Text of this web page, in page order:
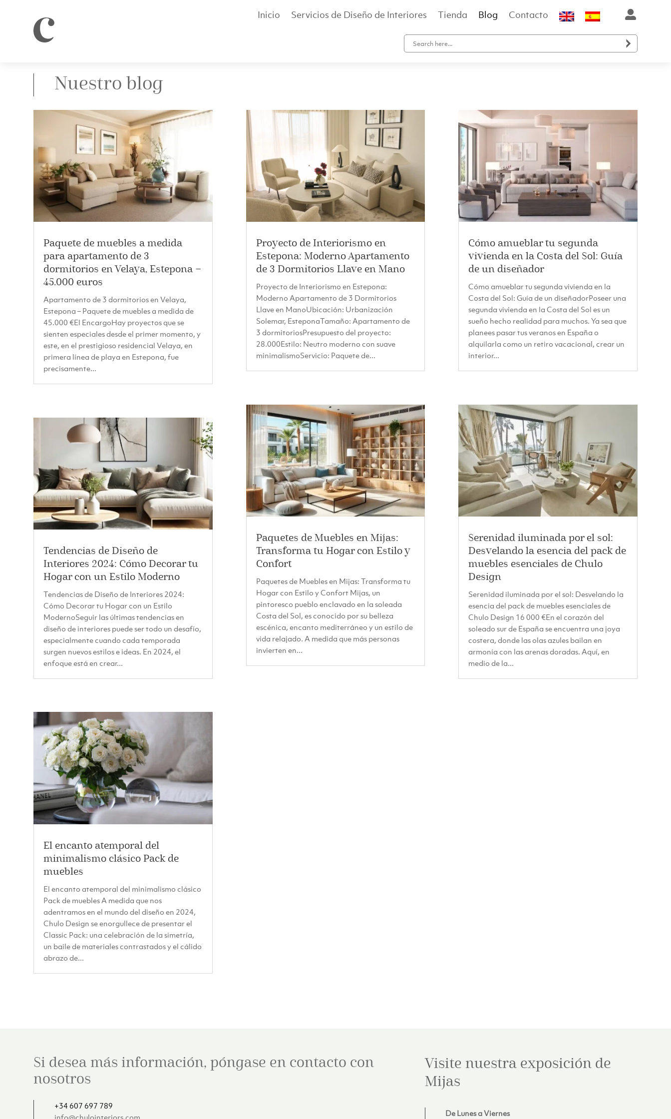

Inicio Servicios de Diseño de Interiores Tienda Blog Contacto
Nuestro blog
Paquete de muebles a medida
para apartamento de 3
dormitorios en Velaya, Estepona –
45.000 euros
Apartamento de 3 dormitorios en Velaya,
Estepona – Paquete de muebles a medida de
45.000 €El EncargoHay proyectos que se
sienten especiales desde el primer momento, y
este, en el prestigioso residencial Velaya, en
primera línea de playa en Estepona, fue
precisamente...
Tendencias de Diseño de
Interiores 2024: Cómo Decorar tu
Hogar con un Estilo Moderno
Tendencias de Diseño de Interiores 2024:
Cómo Decorar tu Hogar con un Estilo
ModernoSeguir las últimas tendencias en
diseño de interiores puede ser todo un desafío,
especialmente cuando cada temporada
surgen nuevos estilos e ideas. En 2024, el
enfoque está en crear...
El encanto atemporal del
minimalismo clásico Pack de
muebles
El encanto atemporal del minimalismo clásico
Pack de muebles A medida que nos
adentramos en el mundo del diseño en 2024,
Chulo Design se enorgullece de presentar el
Classic Pack: una celebración de la simetría,
un baile de materiales contrastados y el cálido
abrazo de...
Proyecto de Interiorismo en
Estepona: Moderno Apartamento
de 3 Dormitorios Llave en Mano
Proyecto de Interiorismo en Estepona:
Moderno Apartamento de 3 Dormitorios
Llave en ManoUbicación: Urbanización
Solemar, EsteponaTamaño: Apartamento de
3 dormitoriosPresupuesto del proyecto:
28.000Estilo: Neutro moderno con suave
minimalismoServicio: Paquete de...
Paquetes de Muebles en Mijas:
Transforma tu Hogar con Estilo y
Confort
Paquetes de Muebles en Mijas: Transforma tu
Hogar con Estilo y Confort Mijas, un
pintoresco pueblo enclavado en la soleada
Costa del Sol, es conocido por su belleza
escénica, encanto mediterráneo y un estilo de
vida relajado. A medida que más personas
invierten en...
Cómo amueblar tu segunda
vivienda en la Costa del Sol: Guía
de un diseñador
Cómo amueblar tu segunda vivienda en la
Costa del Sol: Guía de un diseñadorPoseer una
segunda vivienda en la Costa del Sol es un
sueño hecho realidad para muchos. Ya sea que
planees pasar tus veranos en España o
alquilarla como un retiro vacacional, crear un
interior...
Serenidad iluminada por el sol:
Desvelando la esencia del pack de
muebles esenciales de Chulo
Design
Serenidad iluminada por el sol: Desvelando la
esencia del pack de muebles esenciales de
Chulo Design 16 000 €En el corazón del
soleado sur de España se encuentra una joya
costera, donde las olas azules bailan en
armonía con las arenas doradas. Aquí, en
medio de la...
Si desea más información, póngase en contacto con
nosotros
+34 607 697 789
info@chulointeriors.com
Visite nuestra exposición de
Mijas
De Lunes a Viernes